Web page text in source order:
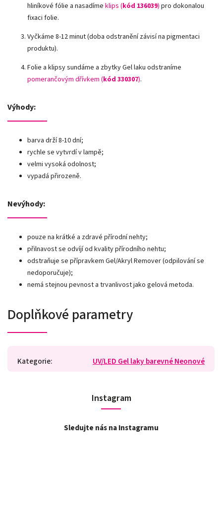
hliníkové fólie a nasadíme klips (kód 136039) pro dokonalou
fixaci folie.
Vyčkáme 8-12 minut (doba odstranění závisí na pigmentaci
produktu).
Folie a klipsy sundáme a zbytky Gel laku odstraníme
pomerančovým dřívkem (kód 330307).
Výhody:
barva drží 8-10 dní;
rychle se vytvrdí v lampě;
velmi vysoká odolnost;
vypadá přirozeně.
Nevýhody:
pouze na krátké a zdravé přírodní nehty;
přilnavost se odvíjí od kvality přírodního nehtu;
odstraňuje se přípravkem Gel/Akryl Remover (odpilování se
nedoporučuje);
nemá stejnou pevnost a trvanlivost jako gelová metoda.
Doplňkové parametry
Kategorie: UV/LED Gel laky barevné Neonové
Instagram
Sledujte nás na Instagramu